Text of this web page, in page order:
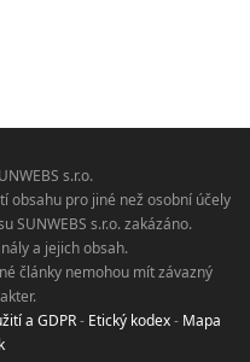
s.r.o.
obsahu pro jiné než osobní účely
SUNWEBS s.r.o. zakázáno.
a jejich obsah.
články nemohou mít závazný
a GDPR- Etický kodex- Mapa